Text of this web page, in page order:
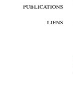
publications
liens